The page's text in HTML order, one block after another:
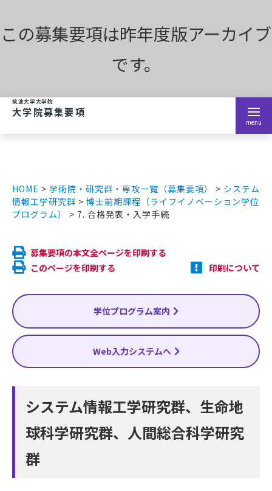
この募集要項は昨年度版アーカイブ
です。
menu
大学院入学案内
お問い合わせ
交通・キャンパスマップ
EN JP
HOME > 学術院・研究群・専攻一覧（募集要項） > システム
情報工学研究群 > 博士前期課程（ライフイノベーション学位
プログラム）
> 7. 合格発表・入学手続
募集要項の本文全ページを印刷する
このページを印刷する
印刷について
学位プログラム案内
Web入力システムへ
システム情報工学研究群、生命地
球科学研究群、人間総合科学研究
群